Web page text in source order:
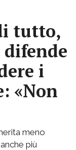
tutto,
difende
i
«Non
meno
più